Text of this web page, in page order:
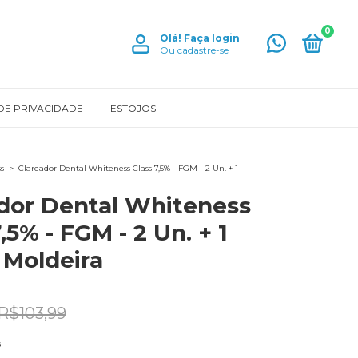
Olá! Faça login
Ou cadastre-se
0
PRIVACIDADE ESTOJOS
> Clareador Dental Whiteness Class 7,5% - FGM - 2 Un. + 1
Dental Whiteness
- FGM - 2 Un. + 1